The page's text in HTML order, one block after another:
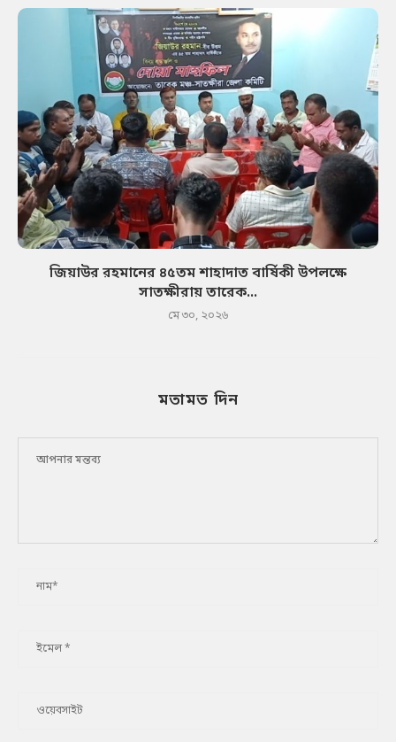
জিয়াউর রহমানের ৪৫তম শাহাদাত বার্ষিকী উপলক্ষে
সাতক্ষীরায় তারেক...
মে ৩০, ২০২৬
মতামত দিন